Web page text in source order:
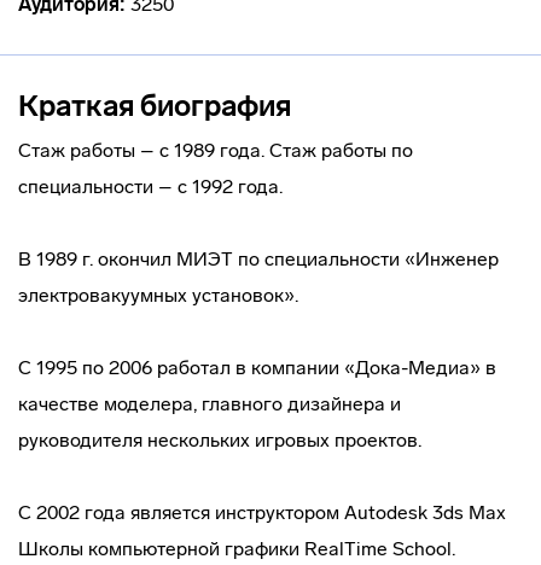
Краткая биография
Стаж работы – с 1989 года. Стаж работы по
специальности – с 1992 года.
В 1989 г. окончил МИЭТ по специальности «Инженер
электровакуумных установок».
С 1995 по 2006 работал в компании «Дока-Медиа» в
качестве моделера, главного дизайнера и
руководителя нескольких игровых проектов.
С 2002 года является инструктором Autodesk 3ds Max
Школы компьютерной графики RealTime School.